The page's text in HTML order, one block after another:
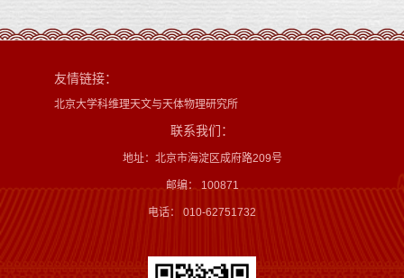
友情链接：
北京大学科维理天文与天体物理研究所
联系我们：
地址：北京市海淀区成府路209号
邮编： 100871
电话： 010-62751732